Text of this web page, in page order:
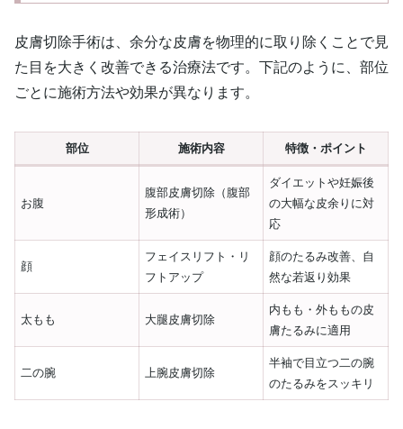
皮膚切除手術は、余分な皮膚を物理的に取り除くことで見
た目を大きく改善できる治療法です。下記のように、部位
ごとに施術方法や効果が異なります。
部位 施術内容 特徴・ポイント
お腹
腹部皮膚切除（腹部
形成術）
ダイエットや妊娠後
の大幅な皮余りに対
応
顔
フェイスリフト・リ
フトアップ
顔のたるみ改善、自
然な若返り効果
太もも 大腿皮膚切除
内もも・外ももの皮
膚たるみに適用
二の腕 上腕皮膚切除
半袖で目立つ二の腕
のたるみをスッキリ